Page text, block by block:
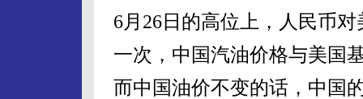
6月26日的高位上，人民币
一次，中国汽油价格与美国
而中国油价不变的话，中国